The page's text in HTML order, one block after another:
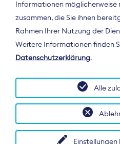
Der Bundesverband
Zeitungsverleger (BDZV)
Spitzenorganisation die
Deutschland und auf EU-
Informationen möglicherweise
zusammen, die Sie ihnen
Rahmen Ihrer Nutzung der
Weitere Informationen finden
Datenschutzerklärung.
Alle